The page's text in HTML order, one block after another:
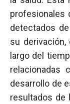
profesionales
detectados
su
largo del
relacionadas
desarrollo de
resultados de